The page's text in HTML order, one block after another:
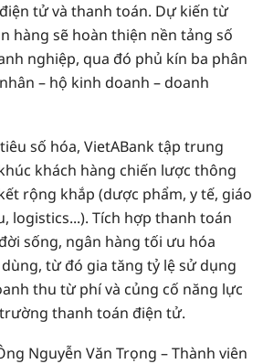
tử và thanh toán. Dự kiến từ
hàng sẽ hoàn thiện nền tảng số
nghiệp, qua đó phủ kín ba phân
– hộ kinh doanh – doanh
số hóa, VietABank tập trung
khách hàng chiến lược thông
rộng khắp (dược phẩm, y tế, giáo
logistics...). Tích hợp thanh toán
sống, ngân hàng tối ưu hóa
từ đó gia tăng tỷ lệ sử dụng
thu từ phí và củng cố năng lực
thanh toán điện tử.
Nguyễn Văn Trọng – Thành viên